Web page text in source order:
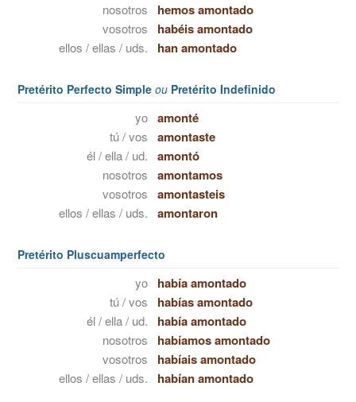
nosotros hemos amontado
vosotros habéis amontado
ellos / ellas / uds. han amontado
Pretérito Perfecto Simple ou Pretérito Indefinido
yo amonté
tú / vos amontaste
él / ella / ud. amontó
nosotros amontamos
vosotros amontasteis
ellos / ellas / uds. amontaron
Pretérito Pluscuamperfecto
yo había amontado
tú / vos habías amontado
él / ella / ud. había amontado
nosotros habíamos amontado
vosotros habíais amontado
ellos / ellas / uds. habían amontado